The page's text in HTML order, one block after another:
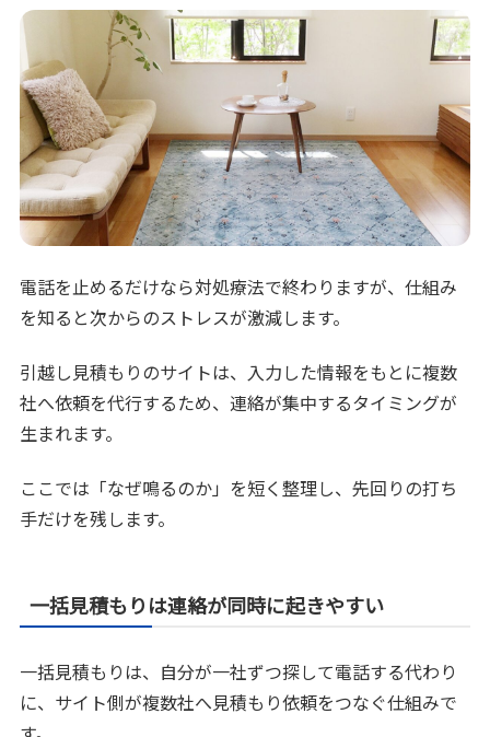
電話を止めるだけなら対処療法で終わりますが、仕組み
を知ると次からのストレスが激減します。
引越し見積もりのサイトは、入力した情報をもとに複数
社へ依頼を代行するため、連絡が集中するタイミングが
生まれます。
ここでは「なぜ鳴るのか」を短く整理し、先回りの打ち
手だけを残します。
一括見積もりは連絡が同時に起きやすい
一括見積もりは、自分が一社ずつ探して電話する代わり
に、サイト側が複数社へ見積もり依頼をつなぐ仕組みで